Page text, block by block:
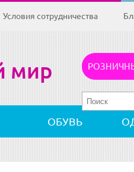
Условия сотрудничества
мир
ОБУВЬ